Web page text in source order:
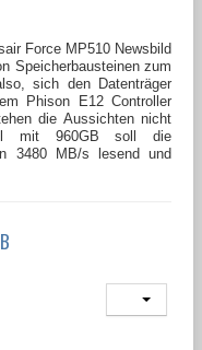
Speicherbausteinen zum
sich den Datenträger
Phison E12 Controller
die Aussichten nicht
mit 960GB soll die
3480 MB/s lesend und